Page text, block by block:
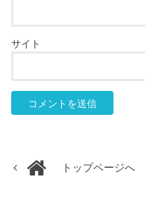
サイト
トップページへ